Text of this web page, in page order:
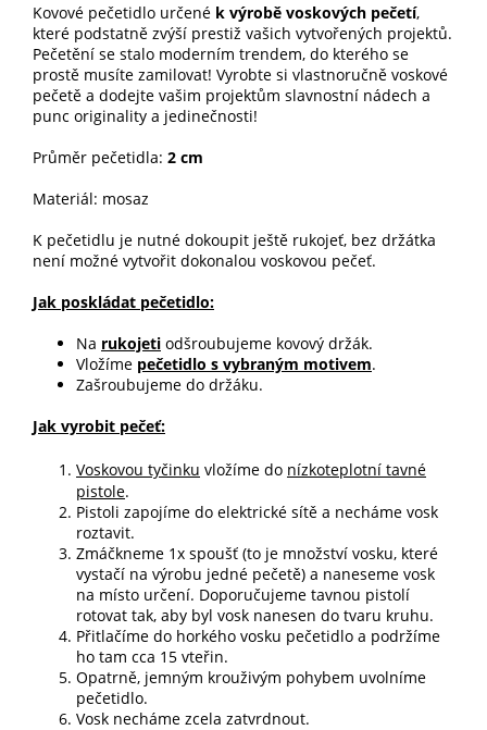
Kovové pečetidlo určené k výrobě voskových pečetí,
které podstatně zvýší prestiž vašich vytvořených projektů.
Pečetění se stalo moderním trendem, do kterého se
prostě musíte zamilovat! Vyrobte si vlastnoručně voskové
pečetě a dodejte vašim projektům slavnostní nádech a
punc originality a jedinečnosti!
Průměr pečetidla: 2 cm
Materiál: mosaz
K pečetidlu je nutné dokoupit ještě rukojeť, bez držátka
není možné vytvořit dokonalou voskovou pečeť.
Jak poskládat pečetidlo:
Na rukojeti odšroubujeme kovový držák.
Vložíme pečetidlo s vybraným motivem.
Zašroubujeme do držáku.
Jak vyrobit pečeť:
Voskovou tyčinku vložíme do nízkoteplotní tavné
pistole.
Pistoli zapojíme do elektrické sítě a necháme vosk
roztavit.
Zmáčkneme 1x spoušť (to je množství vosku, které
vystačí na výrobu jedné pečetě) a naneseme vosk
na místo určení. Doporučujeme tavnou pistolí
rotovat tak, aby byl vosk nanesen do tvaru kruhu.
Přitlačíme do horkého vosku pečetidlo a podržíme
ho tam cca 15 vteřin.
Opatrně, jemným krouživým pohybem uvolníme
pečetidlo.
Vosk necháme zcela zatvrdnout.